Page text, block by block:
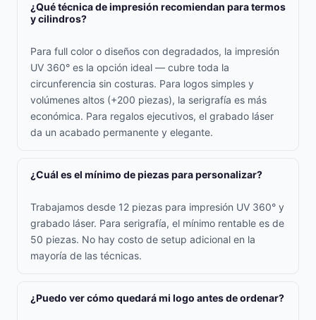
¿Qué técnica de impresión recomiendan para termos
y cilindros?
Para full color o diseños con degradados, la impresión
UV 360° es la opción ideal — cubre toda la
circunferencia sin costuras. Para logos simples y
volúmenes altos (+200 piezas), la serigrafía es más
económica. Para regalos ejecutivos, el grabado láser
da un acabado permanente y elegante.
¿Cuál es el mínimo de piezas para personalizar?
Trabajamos desde 12 piezas para impresión UV 360° y
grabado láser. Para serigrafía, el mínimo rentable es de
50 piezas. No hay costo de setup adicional en la
mayoría de las técnicas.
¿Puedo ver cómo quedará mi logo antes de ordenar?